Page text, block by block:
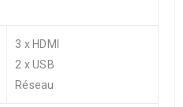
3 x HDMI
2 x USB
Réseau